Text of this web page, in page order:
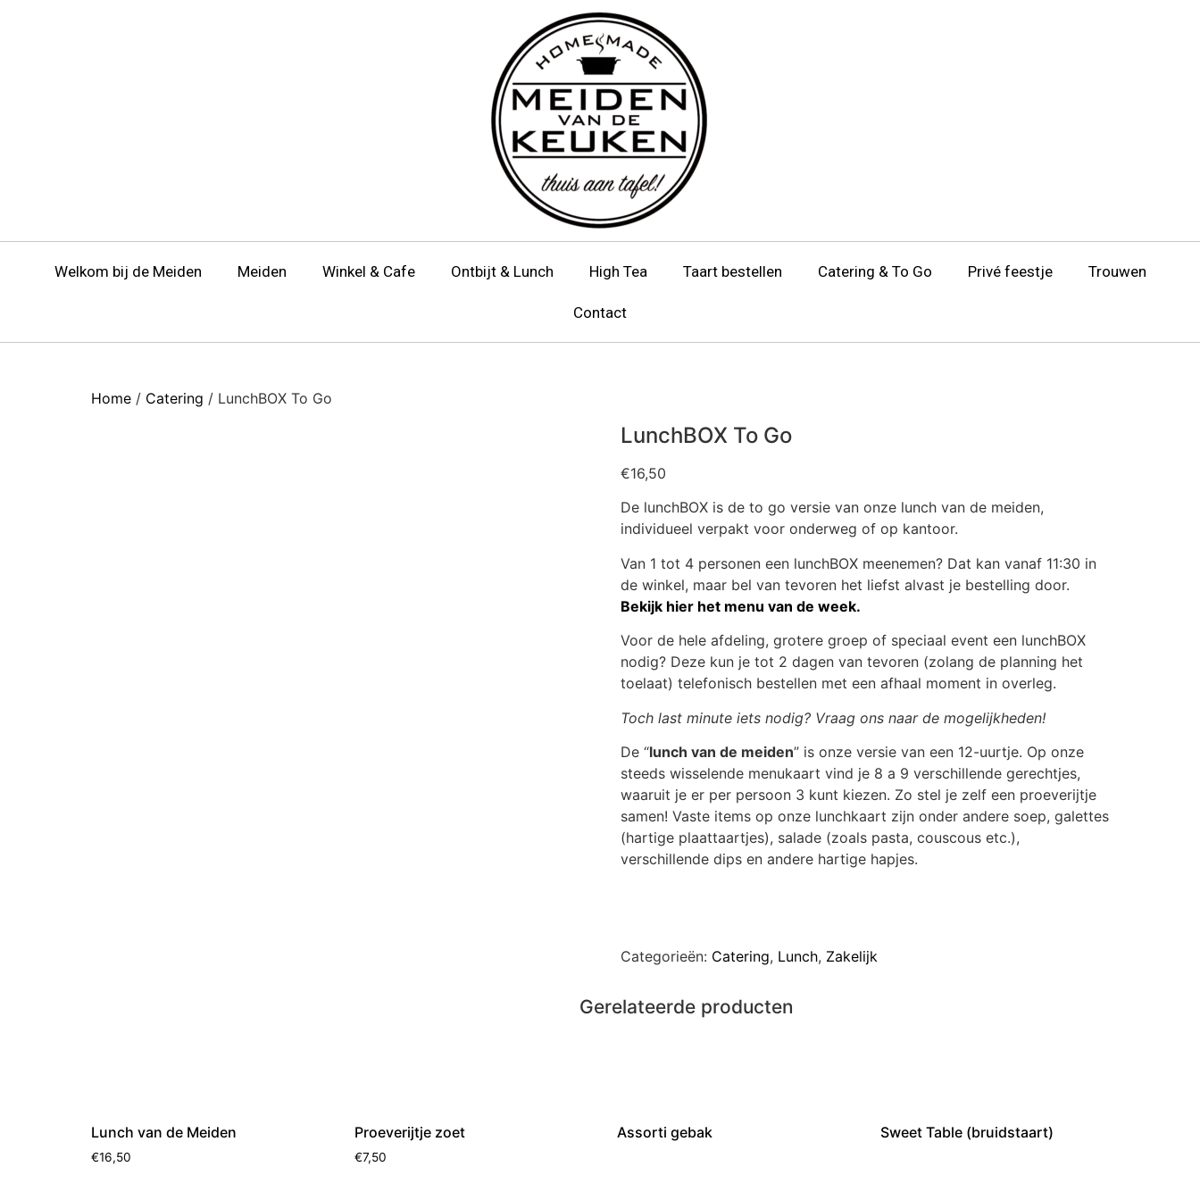
Welkom bij de Meiden Meiden Winkel & Cafe Ontbijt & Lunch High Tea Taart bestellen Catering & To Go Privé feestje Trouwen
Contact
Home / Catering / LunchBOX To Go
LunchBOX To Go
€16,50
De lunchBOX is de to go versie van onze lunch van de meiden,
individueel verpakt voor onderweg of op kantoor.
Van 1 tot 4 personen een lunchBOX meenemen? Dat kan vanaf 11:30 in
de winkel, maar bel van tevoren het liefst alvast je bestelling door.
Bekijk hier het menu van de week.
Voor de hele afdeling, grotere groep of speciaal event een lunchBOX
nodig? Deze kun je tot 2 dagen van tevoren (zolang de planning het
toelaat) telefonisch bestellen met een afhaal moment in overleg.
Toch last minute iets nodig? Vraag ons naar de mogelijkheden!
De “lunch van de meiden” is onze versie van een 12-uurtje. Op onze
steeds wisselende menukaart vind je 8 a 9 verschillende gerechtjes,
waaruit je er per persoon 3 kunt kiezen. Zo stel je zelf een proeverijtje
samen! Vaste items op onze lunchkaart zijn onder andere soep, galettes
(hartige plaattaartjes), salade (zoals pasta, couscous etc.),
verschillende dips en andere hartige hapjes.
Categorieën: Catering, Lunch, Zakelijk
Gerelateerde producten
Lunch van de Meiden
€16,50
Proeverijtje zoet
€7,50
Assorti gebak Sweet Table (bruidstaart)